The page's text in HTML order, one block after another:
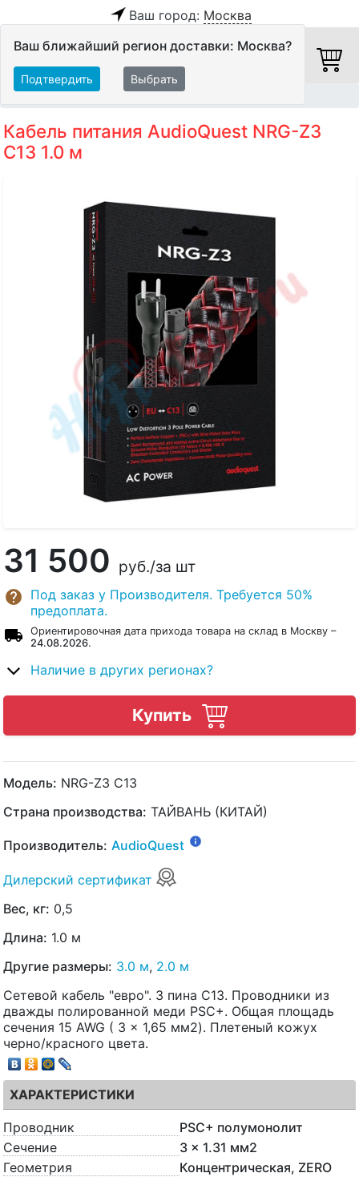
Ваш город: Москва
Ваш ближайший регион доставки: Москва?
Подтвердить Выбрать
Кабель питания AudioQuest NRG-Z3
C13 1.0 м
31 500 руб./за шт
Под заказ у Производителя. Требуется 50%
предоплата.
Ориентировочная дата прихода товара на склад в Москву –
24.08.2026.
Наличие в других регионах?
Купить
Модель: NRG-Z3 C13
Страна производства: ТАЙВАНЬ (КИТАЙ)
Производитель: AudioQuest
Дилерский сертификат
Вес, кг: 0,5
Длина: 1.0 м
Другие размеры: 3.0 м, 2.0 м
Сетевой кабель "евро". 3 пина С13. Проводники из
дважды полированной меди PSC+. Общая площадь
сечения 15 AWG ( 3 x 1,65 мм2). Плетеный кожух
черно/красного цвета.
ХАРАКТЕРИСТИКИ
Проводник
PSC+ полумонолит
Сечение
3 x 1.31 мм2
Геометрия
Концентрическая, ZERO